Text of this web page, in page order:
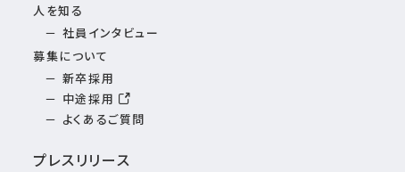
人を知る
社員インタビュー
募集について
新卒採用
中途採用
よくあるご質問
プレスリリース